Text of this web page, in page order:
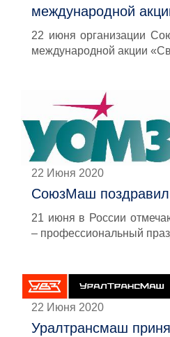
международной
22 июня организации
международной акции
22 Июня 2020
СоюзМаш
21 июня в России
– профессиональный
22 Июня 2020
Уралтрансмаш